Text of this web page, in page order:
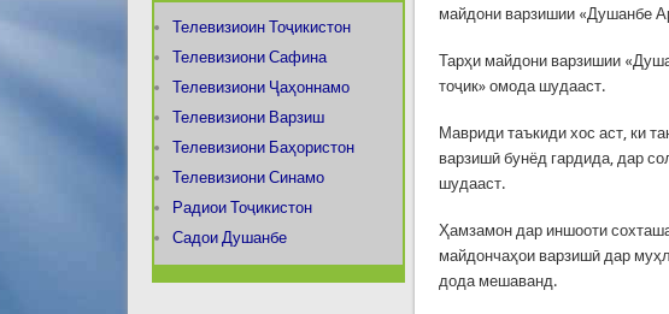
майдони варзишии «Душанбе
Тарҳи майдони варзишии
тоҷик» омода шудааст.
Мавриди таъкиди хос аст, ки
варзишӣ бунёд гардида, дар
шудааст.
Ҳамзамон дар иншооти
майдончаҳои варзишӣ дар
дода мешаванд.
Телевизиоин Тоҷикистон
Телевизиони Сафина
Телевизиони Ҷаҳоннамо
Телевизиони Варзиш
Телевизиони Баҳористон
Телевизиони Синамо
Радиои Тоҷикистон
Садои Душанбе